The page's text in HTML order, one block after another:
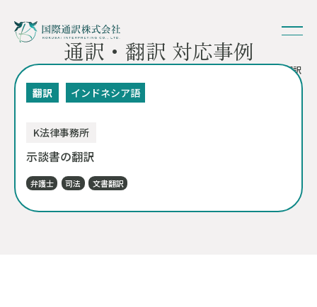
通訳・翻訳 対応事例
- 示談書の翻訳
翻訳 インドネシア語
K法律事務所
示談書の翻訳
弁護士 司法 文書翻訳